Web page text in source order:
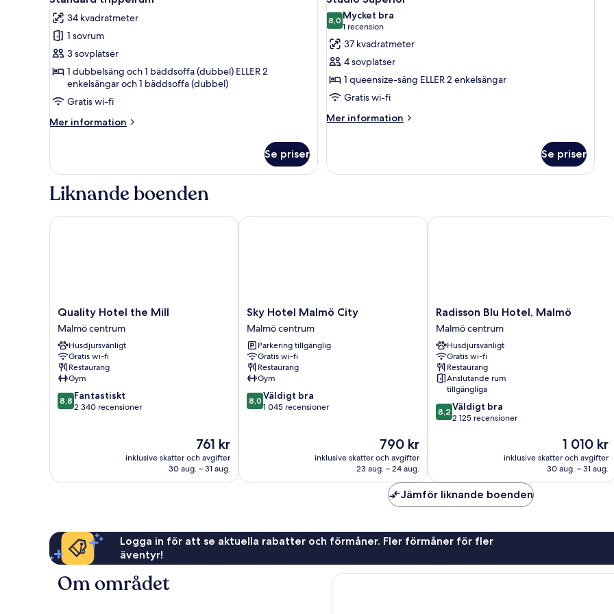
alla
foton
för
Standard
trippelrum
34 kvadratmeter
1 sovrum
3 sovplatser
1 dubbelsäng och 1 bäddsoffa (dubbel) ELLER 2
enkelsängar och 1 bäddsoffa (dubbel)
Gratis wi-fi
Mer information
Mer
trippelrum
Se priser
alla
foton
för
Studio
Superior
8,08,0 av 10
Mycket bra
1 recension
(1 recension)
37 kvadratmeter
4 sovplatser
1 queensize-säng ELLER 2 enkelsängar
Gratis wi-fi
Mer information
Mer
Superior
Se priser
Liknande boenden
Quality
Hotel
the
Mill
Malmö
centrum
Quality Hotel the Mill
Malmö centrum
Husdjursvänligt
Gratis wi-fi
Restaurang
Gym
8.8
av
8,8 Fantastiskt
2 340 recensioner
Priset
är
761 kr
761 kr
inklusive skatter och avgifter
30 aug. – 31 aug.
Quality Hotel the Mill
Sky
Hotel
Malmö
City
Malmö
centrum
Sky Hotel Malmö City
Malmö centrum
Parkering tillgänglig
Gratis wi-fi
Restaurang
Gym
8.0
av
1 045 recensioner
8,0 Väldigt bra
1 045 recensioner
Priset
är
790 kr
790 kr
inklusive skatter och avgifter
23 aug. – 24 aug.
Sky Hotel Malmö City
Radisson
Blu
Hotel,
Malmö
Malmö
centrum
Radisson Blu Hotel, Malmö
Malmö centrum
Husdjursvänligt
Gratis wi-fi
Restaurang
Anslutande rum
tillgängliga
8.2
av
8,2 Väldigt bra
2 125 recensioner
Priset
är
1 010 kr
1 010 kr
inklusive skatter och avgifter
30 aug. – 31 aug.
Radisson Blu Hotel, Malmö
Jämför liknande boenden
Logga in för att se aktuella rabatter och förmåner. Fler förmåner för fler
äventyr!
Om området